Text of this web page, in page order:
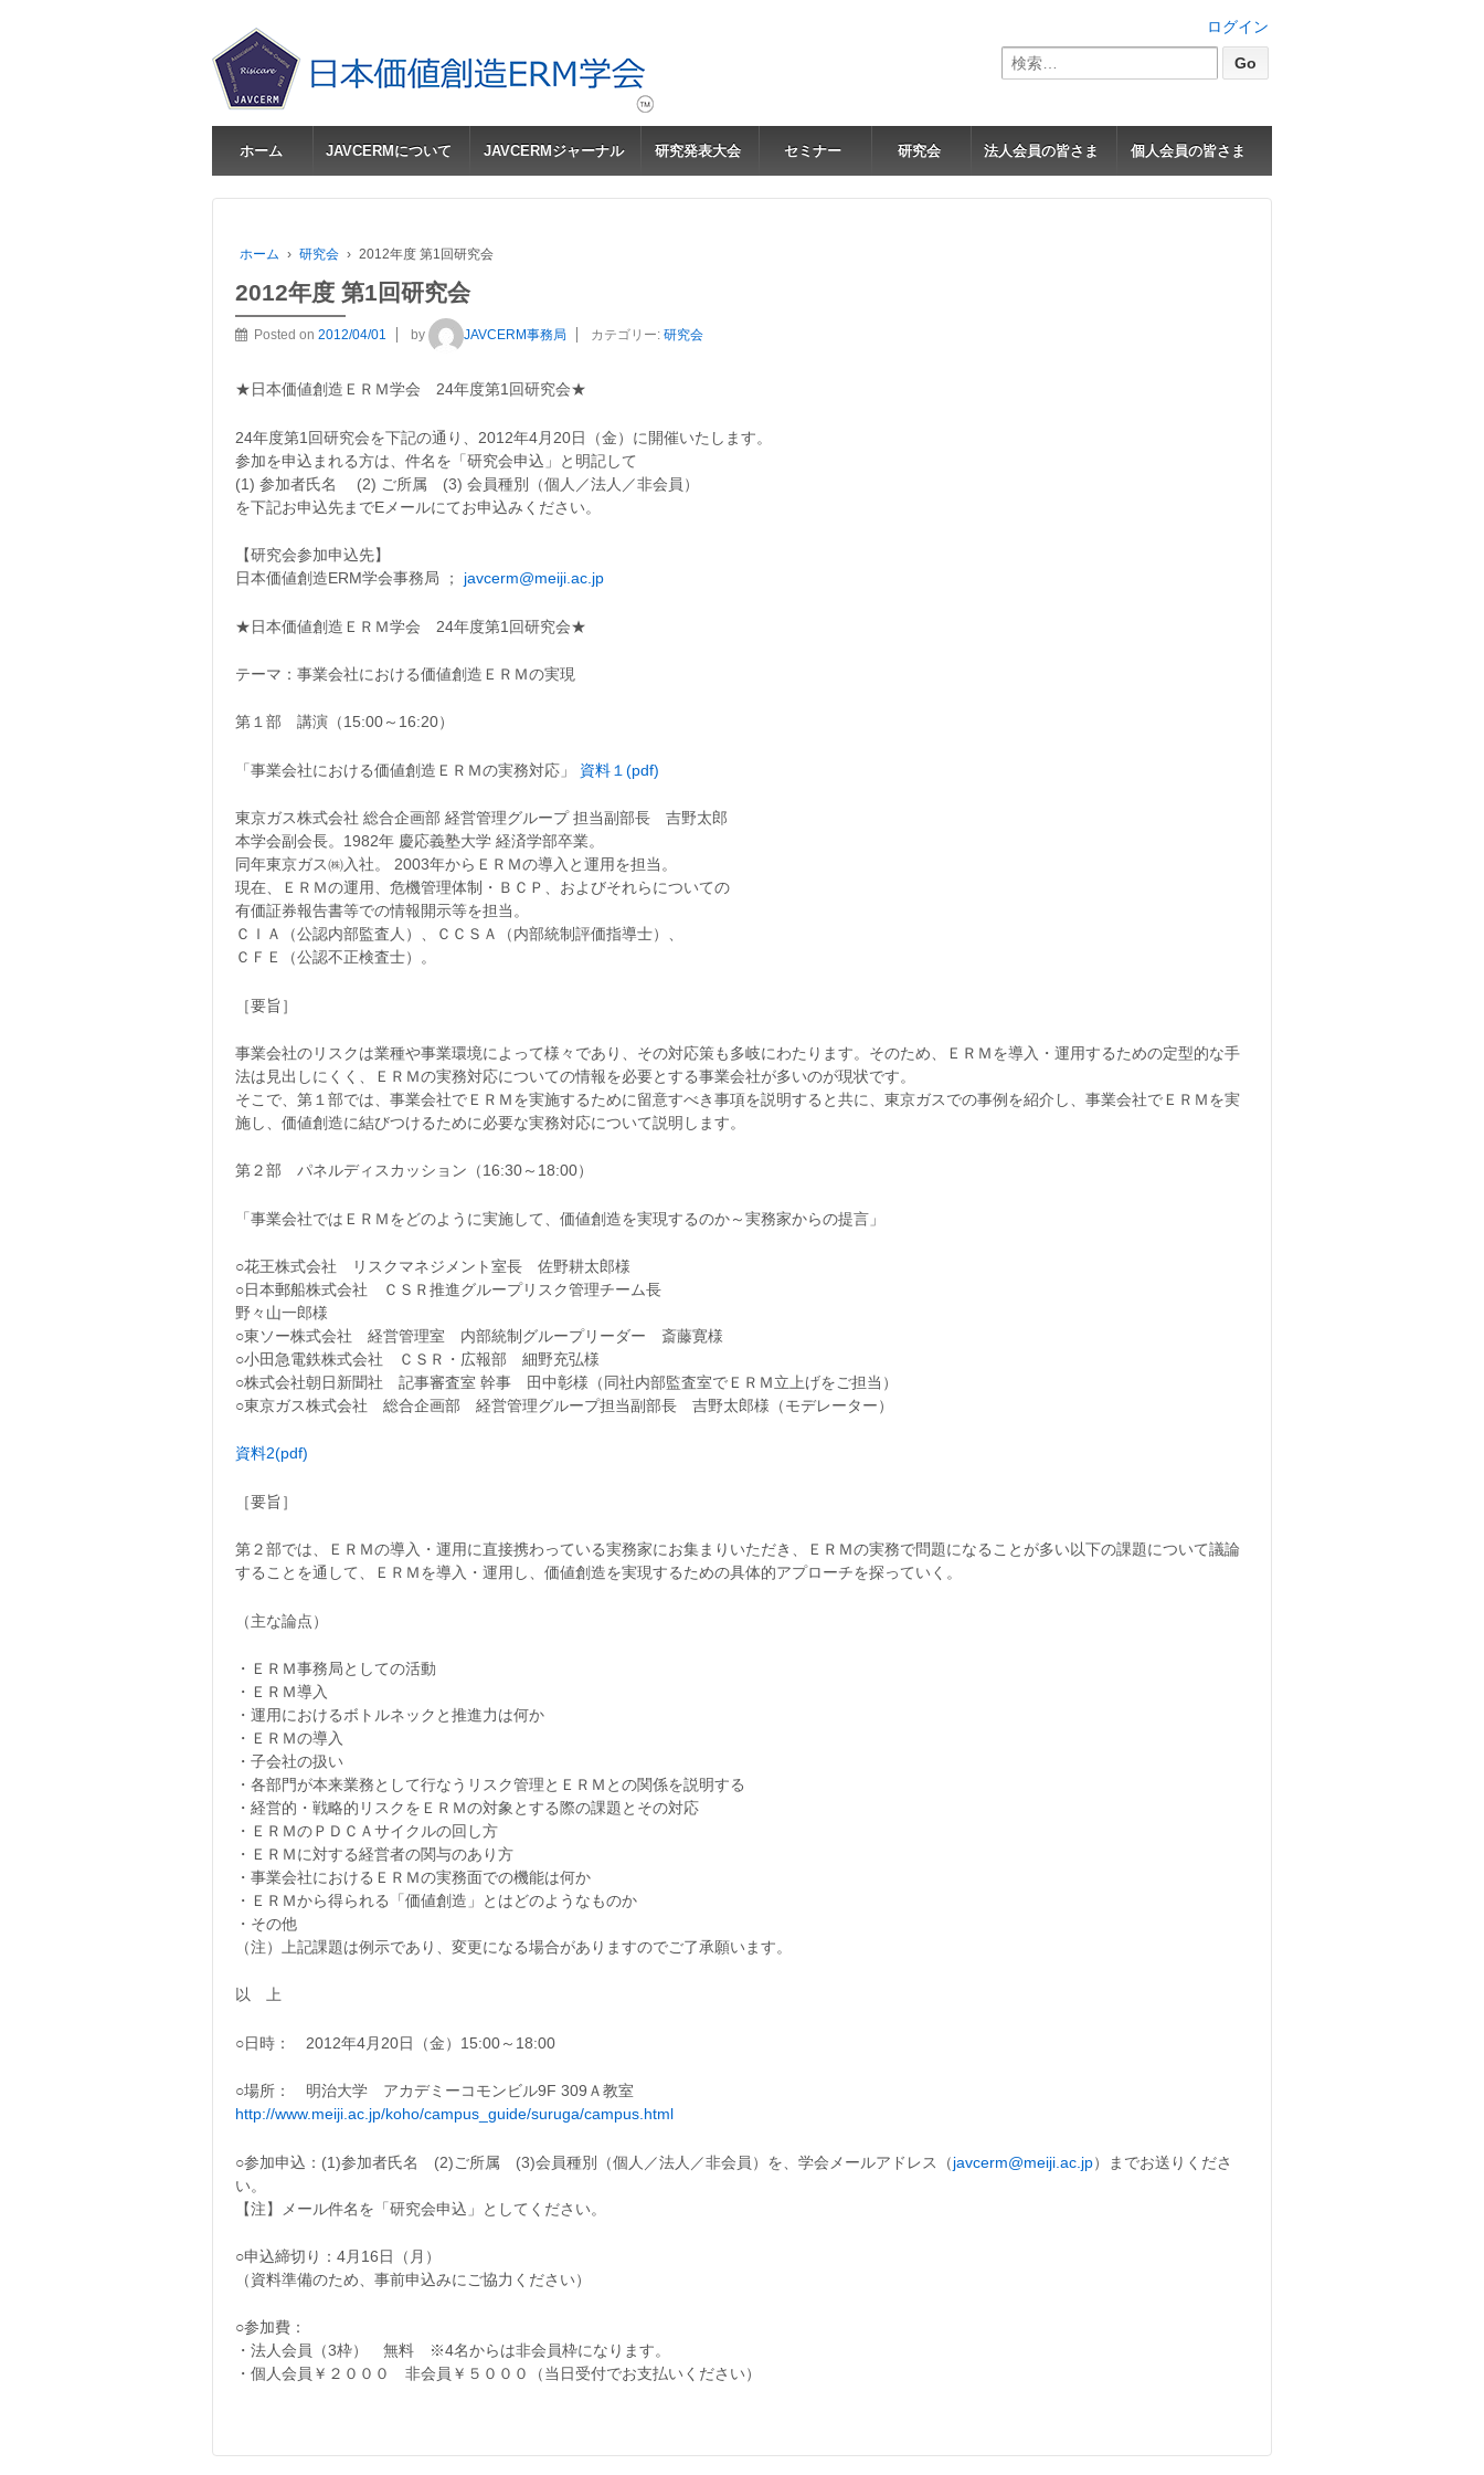
ログイン
検
索:
ホーム JAVCERMについて JAVCERMジャーナル 研究発表大会 セミナー 研究会 法人会員の皆さま 個人会員の皆さま
ホーム › 研究会 › 2012年度 第1回研究会
2012年度 第1回研究会
Posted on 2012/04/01 by JAVCERM事務局 カテゴリー: 研究会
★日本価値創造ＥＲＭ学会 24年度第1回研究会★
24年度第1回研究会を下記の通り、2012年4月20日（金）に開催いたします。
参加を申込まれる方は、件名を「研究会申込」と明記して
(1) 参加者氏名 (2) ご所属 (3) 会員種別（個人／法人／非会員）
を下記お申込先までEメールにてお申込みください。
【研究会参加申込先】
日本価値創造ERM学会事務局 ； javcerm@meiji.ac.jp
★日本価値創造ＥＲＭ学会 24年度第1回研究会★
テーマ：事業会社における価値創造ＥＲＭの実現
第１部 講演（15:00～16:20）
「事業会社における価値創造ＥＲＭの実務対応」 資料１(pdf)
東京ガス株式会社 総合企画部 経営管理グループ 担当副部長 吉野太郎
本学会副会長。1982年 慶応義塾大学 経済学部卒業。
同年東京ガス㈱入社。 2003年からＥＲＭの導入と運用を担当。
現在、ＥＲＭの運用、危機管理体制・ＢＣＰ、およびそれらについての
有価証券報告書等での情報開示等を担当。
ＣＩＡ（公認内部監査人）、ＣＣＳＡ（内部統制評価指導士）、
ＣＦＥ（公認不正検査士）。
［要旨］
事業会社のリスクは業種や事業環境によって様々であり、その対応策も多岐にわたります。そのため、ＥＲＭを導入・運用するための定型的な手
法は見出しにくく、ＥＲＭの実務対応についての情報を必要とする事業会社が多いのが現状です。
そこで、第１部では、事業会社でＥＲＭを実施するために留意すべき事項を説明すると共に、東京ガスでの事例を紹介し、事業会社でＥＲＭを実
施し、価値創造に結びつけるために必要な実務対応について説明します。
第２部 パネルディスカッション（16:30～18:00）
「事業会社ではＥＲＭをどのように実施して、価値創造を実現するのか～実務家からの提言」
○花王株式会社 リスクマネジメント室長 佐野耕太郎様
○日本郵船株式会社 ＣＳＲ推進グループリスク管理チーム長
野々山一郎様
○東ソー株式会社 経営管理室 内部統制グループリーダー 斎藤寛様
○小田急電鉄株式会社 ＣＳＲ・広報部 細野充弘様
○株式会社朝日新聞社 記事審査室 幹事 田中彰様（同社内部監査室でＥＲＭ立上げをご担当）
○東京ガス株式会社 総合企画部 経営管理グループ担当副部長 吉野太郎様（モデレーター）
資料2(pdf)
［要旨］
第２部では、ＥＲＭの導入・運用に直接携わっている実務家にお集まりいただき、ＥＲＭの実務で問題になることが多い以下の課題について議論
することを通して、ＥＲＭを導入・運用し、価値創造を実現するための具体的アプローチを探っていく。
（主な論点）
・ＥＲＭ事務局としての活動
・ＥＲＭ導入
・運用におけるボトルネックと推進力は何か
・ＥＲＭの導入
・子会社の扱い
・各部門が本来業務として行なうリスク管理とＥＲＭとの関係を説明する
・経営的・戦略的リスクをＥＲＭの対象とする際の課題とその対応
・ＥＲＭのＰＤＣＡサイクルの回し方
・ＥＲＭに対する経営者の関与のあり方
・事業会社におけるＥＲＭの実務面での機能は何か
・ＥＲＭから得られる「価値創造」とはどのようなものか
・その他
（注）上記課題は例示であり、変更になる場合がありますのでご了承願います。
以 上
○日時： 2012年4月20日（金）15:00～18:00
○場所： 明治大学 アカデミーコモンビル9F 309Ａ教室
http://www.meiji.ac.jp/koho/campus_guide/suruga/campus.html
○参加申込：(1)参加者氏名 (2)ご所属 (3)会員種別（個人／法人／非会員）を、学会メールアドレス（javcerm@meiji.ac.jp）までお送りくださ
い。
【注】メール件名を「研究会申込」としてください。
○申込締切り：4月16日（月）
（資料準備のため、事前申込みにご協力ください）
○参加費：
・法人会員（3枠） 無料 ※4名からは非会員枠になります。
・個人会員￥２０００ 非会員￥５０００（当日受付でお支払いください）